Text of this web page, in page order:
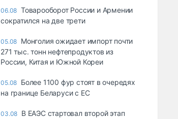
06.08 Товарооборот России и Армении
сократился на две трети
05.08 Монголия ожидает импорт почти
271 тыс. тонн нефтепродуктов из
России, Китая и Южной Кореи
05.08 Более 1100 фур стоят в очередях
на границе Беларуси с ЕС
03.08 В ЕАЭС стартовал второй этап